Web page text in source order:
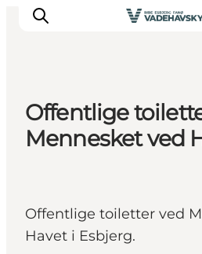
Oplev Ribe
Oplev Vadehavet
Det Sker
Offentlige
Mennesket ved
Offentlige toiletter ved
Havet i Esbjerg.